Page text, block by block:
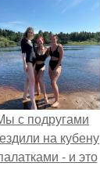
с подругами
на кубену
- и это